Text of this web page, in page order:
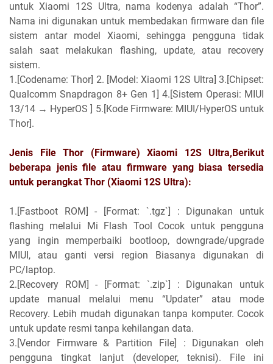
untuk Xiaomi 12S Ultra, nama kodenya adalah “Thor”.
Nama ini digunakan untuk membedakan firmware dan file
sistem antar model Xiaomi, sehingga pengguna tidak
salah saat melakukan flashing, update, atau recovery
sistem.
1.[Codename: Thor] 2. [Model: Xiaomi 12S Ultra] 3.[Chipset:
Qualcomm Snapdragon 8+ Gen 1] 4.[Sistem Operasi: MIUI
13/14 → HyperOS ] 5.[Kode Firmware: MIUI/HyperOS untuk
Thor].
Jenis File Thor (Firmware) Xiaomi 12S Ultra,Berikut
beberapa jenis file atau firmware yang biasa tersedia
untuk perangkat Thor (Xiaomi 12S Ultra):
1.[Fastboot ROM] - [Format: `.tgz`] : Digunakan untuk
flashing melalui Mi Flash Tool Cocok untuk pengguna
yang ingin memperbaiki bootloop, downgrade/upgrade
MIUI, atau ganti versi region Biasanya digunakan di
PC/laptop.
2.[Recovery ROM] - [Format: `.zip`] : Digunakan untuk
update manual melalui menu “Updater” atau mode
Recovery. Lebih mudah digunakan tanpa komputer. Cocok
untuk update resmi tanpa kehilangan data.
3.[Vendor Firmware & Partition File] : Digunakan oleh
pengguna tingkat lanjut (developer, teknisi). File ini